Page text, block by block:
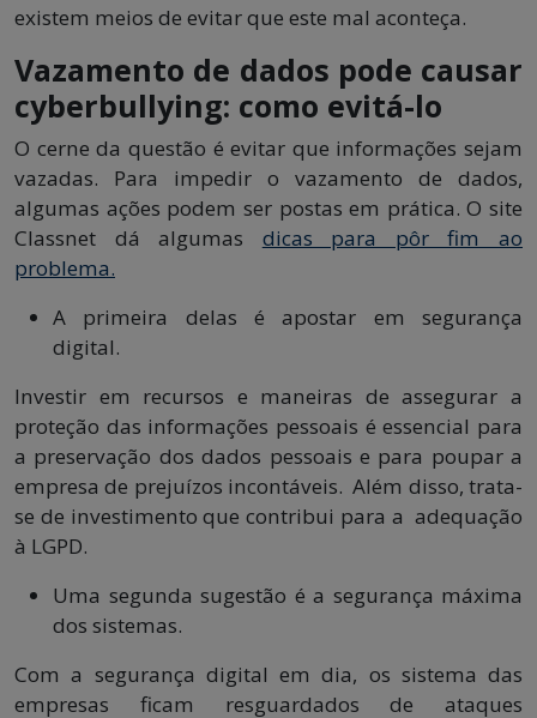
existem meios de evitar que este mal aconteça.
Vazamento de dados pode causar
cyberbullying: como evitá-lo
O cerne da questão é evitar que informações sejam
vazadas. Para impedir o vazamento de dados,
algumas ações podem ser postas em prática. O site
Classnet dá algumas dicas para pôr fim ao
problema.
A primeira delas é apostar em segurança
digital.
Investir em recursos e maneiras de assegurar a
proteção das informações pessoais é essencial para
a preservação dos dados pessoais e para poupar a
empresa de prejuízos incontáveis. Além disso, trata-
se de investimento que contribui para a adequação
à LGPD.
Uma segunda sugestão é a segurança máxima
dos sistemas.
Com a segurança digital em dia, os sistema das
empresas ficam resguardados de ataques